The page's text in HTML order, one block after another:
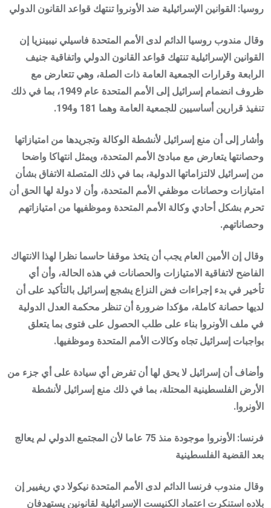
روسيا: القوانين الإسرائيلية ضد الأونروا تنتهك قواعد القانون الدولي
وقال مندوب روسيا الدائم لدى الأمم المتحدة فاسيلي نيبينزيا إن
القوانين الإسرائيلية تنتهك قواعد القانون الدولي واتفاقية جنيف
الرابعة وقرارات الجمعية العامة ذات الصلة، وهي تتعارض مع
ظروف انضمام إسرائيل إلى الأمم المتحدة عام 1949، بما في ذلك
تنفيذ قرارين أساسيين للجمعية العامة وهما 181 و194.
وأشار إلى أن منع إسرائيل لأنشطة الوكالة وتجريدها من امتيازاتها
وحصانتها يتعارض مع مبادئ الأمم المتحدة، ويمثل انتهاكا واضحا
من إسرائيل لالتزاماتها الدولية، بما في ذلك المتصلة الاتفاق بشأن
امتيازات وحصانات موظفي الأمم المتحدة، وأن لا دولة لها الحق أن
تحرم بشكل أحادي وكالة الأمم المتحدة وموظفيها من امتيازاتهم
وحصاناتهم.
وقال إن الأمين العام يجب أن يتخذ موقفا حاسما نظرا لهذا الانتهاك
الفاضح لاتفاقية الامتيازات والحصانات في هذه الحالة، وأن أي
تأخير في بدء إجراءات فض النزاع يشجع إسرائيل بالتأكيد على أن
لديها حصانة كاملة، مؤكدا ضرورة أن تنظر محكمة العدل الدولية
في ملف الأونروا بناء على طلب الحصول على فتوى بما يتعلق
بواجبات إسرائيل تجاه وكالات الأمم المتحدة وموظفيها.
وأضاف أن إسرائيل لا يحق لها أن تفرض أي سيادة على أي جزء من
الأرض الفلسطينية المحتلة، بما في ذلك منع إسرائيل لأنشطة
الأونروا.
فرنسا: الأونروا موجودة منذ 75 عاما لأن المجتمع الدولي لم يعالج
بعد القضية الفلسطينية
وقال مندوب فرنسا الدائم لدى الأمم المتحدة نيكولا دي ريفيير إن
بلاده استنكرت اعتماد الكنيست الإسرائيلية لقانونين يستهدفان